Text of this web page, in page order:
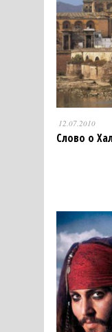
12.07.2010
Слово о